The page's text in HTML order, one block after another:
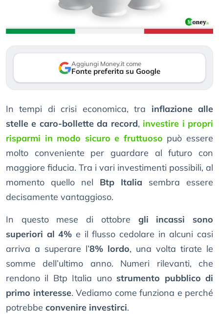
Aggiungi Money.it come
Fonte preferita su Google
In tempi di crisi economica, tra inflazione alle
stelle e caro-bollette da record, investire i propri
risparmi in modo sicuro e fruttuoso può essere
molto conveniente per guardare al futuro con
maggiore fiducia. Tra i vari investimenti possibili, al
momento quello nel Btp Italia sembra essere
decisamente vantaggioso.
In questo mese di ottobre gli incassi sono
superiori al 4% e il flusso cedolare in alcuni casi
arriva a superare l’8% lordo, una volta tirate le
somme dell’ultimo anno. Numeri rilevanti, che
rendono il Btp Italia uno strumento pubblico di
primo interesse. Vediamo come funziona e perché
potrebbe convenire investirci.